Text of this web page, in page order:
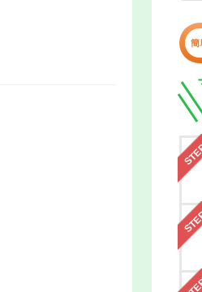
簡